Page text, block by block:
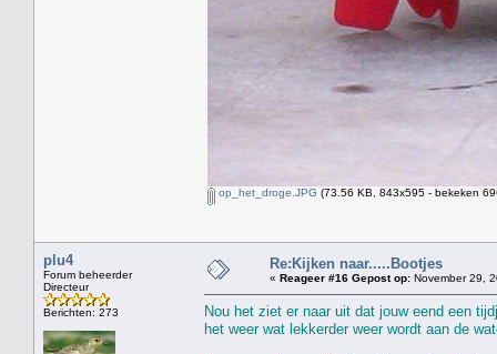
op_het_droge.JPG (73.56 KB, 843x595 - bekeken
plu4
Forum beheerder
Directeur
Berichten: 273
Re:Kijken naar.....Bootjes
« Reageer #16 Gepost op: November 29,
Nou het ziet er naar uit dat jouw eend een
het weer wat lekkerder weer wordt aan de